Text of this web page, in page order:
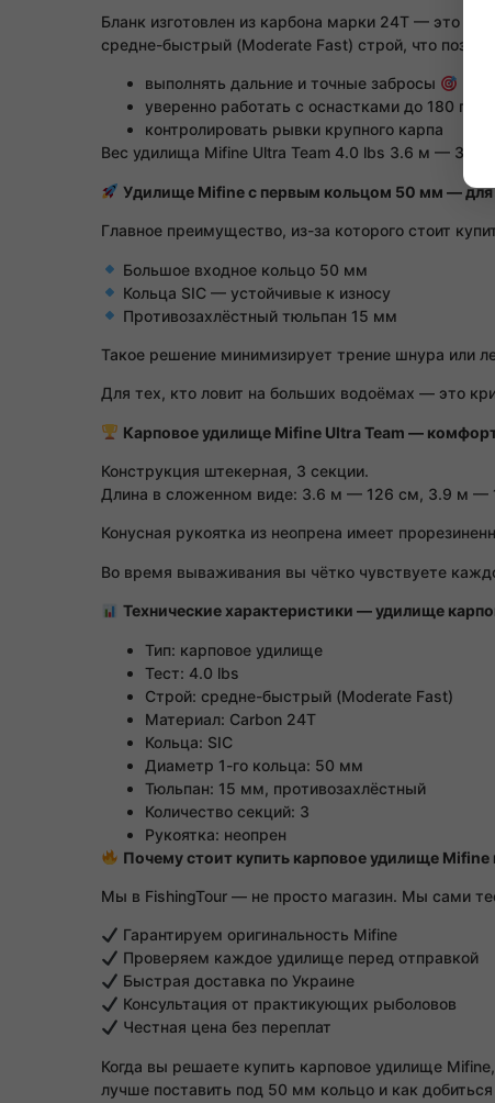
Бланк изготовлен из карбона марки 24T — это
средне-быстрый (Moderate Fast) строй, что
выполнять дальние и точные забросы
уверенно работать с оснастками до 180 г
контролировать рывки крупного карпа
Вес удилища Mifine Ultra Team 4.0 lbs 3.6 м — 345
Удилище Mifine с первым кольцом 50 мм — для
Главное преимущество, из-за которого стоит
Большое входное кольцо 50 мм
Кольца SIC — устойчивые к износу
Противозахлёстный тюльпан 15 мм
Такое решение минимизирует трение шнура или
Для тех, кто ловит на больших водоёмах — это
Карповое удилище Mifine Ultra Team —
Конструкция штекерная, 3 секции.
Длина в сложенном виде: 3.6 м — 126 см, 3.9 м —
Конусная рукоятка из неопрена имеет
Во время вываживания вы чётко чувствуете
Технические характеристики — удилище
Тип: карповое удилище
Тест: 4.0 lbs
Строй: средне-быстрый (Moderate Fast)
Материал: Carbon 24T
Кольца: SIC
Диаметр 1-го кольца: 50 мм
Тюльпан: 15 мм, противозахлёстный
Количество секций: 3
Рукоятка: неопрен
Почему стоит купить карповое удилище
Мы в FishingTour — не просто магазин. Мы сами
Гарантируем оригинальность Mifine
Проверяем каждое удилище перед отправкой
Быстрая доставка по Украине
Консультация от практикующих рыболовов
Честная цена без переплат
Когда вы решаете купить карповое удилище
лучше поставить под 50 мм кольцо и как